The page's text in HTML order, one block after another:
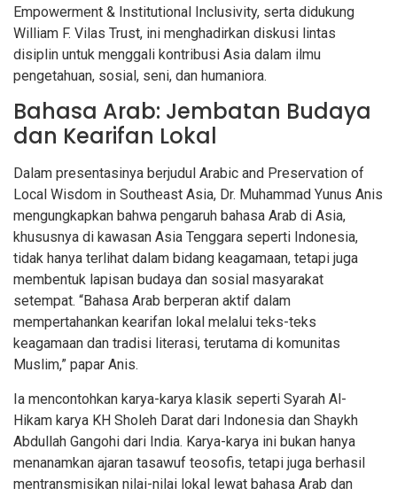
Empowerment & Institutional Inclusivity, serta didukung
William F. Vilas Trust, ini menghadirkan diskusi lintas
disiplin untuk menggali kontribusi Asia dalam ilmu
pengetahuan, sosial, seni, dan humaniora.
Bahasa Arab: Jembatan Budaya
dan Kearifan Lokal
Dalam presentasinya berjudul Arabic and Preservation of
Local Wisdom in Southeast Asia, Dr. Muhammad Yunus Anis
mengungkapkan bahwa pengaruh bahasa Arab di Asia,
khususnya di kawasan Asia Tenggara seperti Indonesia,
tidak hanya terlihat dalam bidang keagamaan, tetapi juga
membentuk lapisan budaya dan sosial masyarakat
setempat. “Bahasa Arab berperan aktif dalam
mempertahankan kearifan lokal melalui teks-teks
keagamaan dan tradisi literasi, terutama di komunitas
Muslim,” papar Anis.
Ia mencontohkan karya-karya klasik seperti Syarah Al-
Hikam karya KH Sholeh Darat dari Indonesia dan Shaykh
Abdullah Gangohi dari India. Karya-karya ini bukan hanya
menanamkan ajaran tasawuf teosofis, tetapi juga berhasil
mentransmisikan nilai-nilai lokal lewat bahasa Arab dan